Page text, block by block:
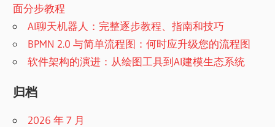
面分步教程
AI聊天机器人：完整逐步教程、指南和技巧
BPMN 2.0 与简单流程图：何时应升级您的流程图
软件架构的演进：从绘图工具到AI建模生态系统
归档
2026 年 7 月